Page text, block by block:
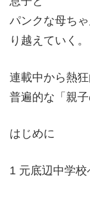
パンクな母ち
り越えていく。
連載中から熱
普遍的な「親子
はじめに
1 元底辺中学校